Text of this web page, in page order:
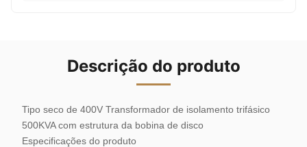
Descrição do produto
Tipo seco de 400V Transformador de isolamento trifásico
500KVA com estrutura da bobina de disco
Especificações do produto